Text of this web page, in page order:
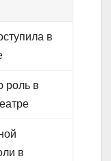
в
роль в
в